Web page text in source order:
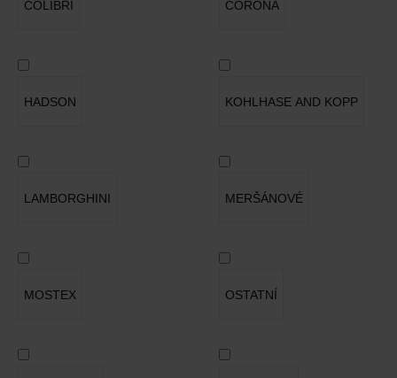
COLIBRI CORONA
HADSON KOHLHASE AND KOPP
LAMBORGHINI MERŠÁNOVÉ
MOSTEX OSTATNÍ